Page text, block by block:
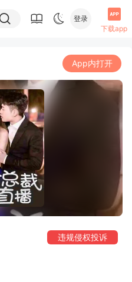
登录
下载app
App内打开
违规侵权投诉